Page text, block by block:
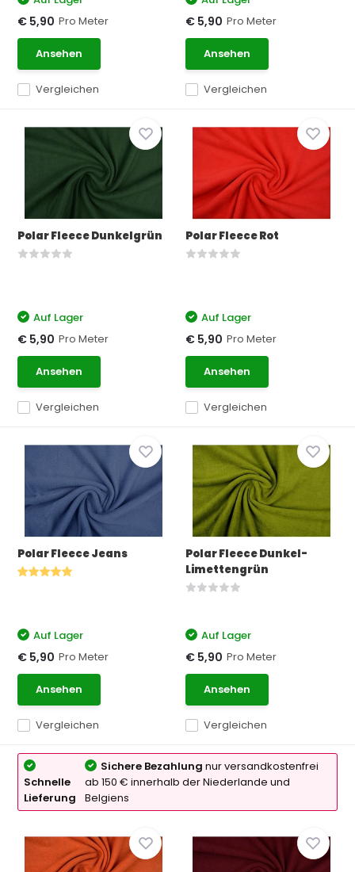
Vergleichen
€ 5,90 Pro Meter
Ansehen
Vergleichen
€ 5,90 Pro Meter
Ansehen
Polar Fleece Dunkelgrün
Vergleichen
Auf Lager
€ 5,90 Pro Meter
Ansehen
Polar Fleece Rot
Vergleichen
Auf Lager
€ 5,90 Pro Meter
Ansehen
Polar Fleece Jeans
Vergleichen
Auf Lager
€ 5,90 Pro Meter
Ansehen
Polar Fleece Dunkel-
Limettengrün
Vergleichen
Auf Lager
€ 5,90 Pro Meter
Ansehen
Schnelle
Lieferung
Sichere Bezahlung nur versandkostenfrei
ab 150 € innerhalb der Niederlande und
Belgiens